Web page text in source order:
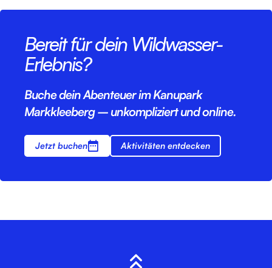
Bereit für dein Wildwasser-
Erlebnis?
Buche dein Abenteuer im Kanupark
Markkleeberg – unkompliziert und online.
Jetzt buchen Aktivitäten entdecken